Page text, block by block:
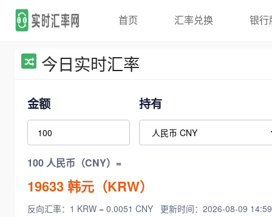
首页 汇率兑换 银行
今日实时汇率
金额 持有
100 人民币（CNY）=
19633韩元（KRW）
反向汇率：1 KRW = 0.0051 CNY 更新时间：2026-08-09